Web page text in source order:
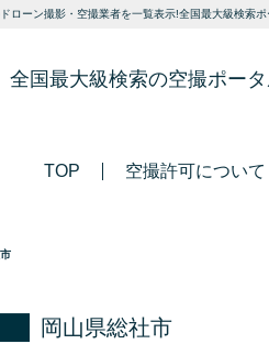
ローン撮影・空撮業者を一覧表示!全国最大級検索
全国最大級検索の空撮ポータ
TOP 空撮許可について
岡山県総社市